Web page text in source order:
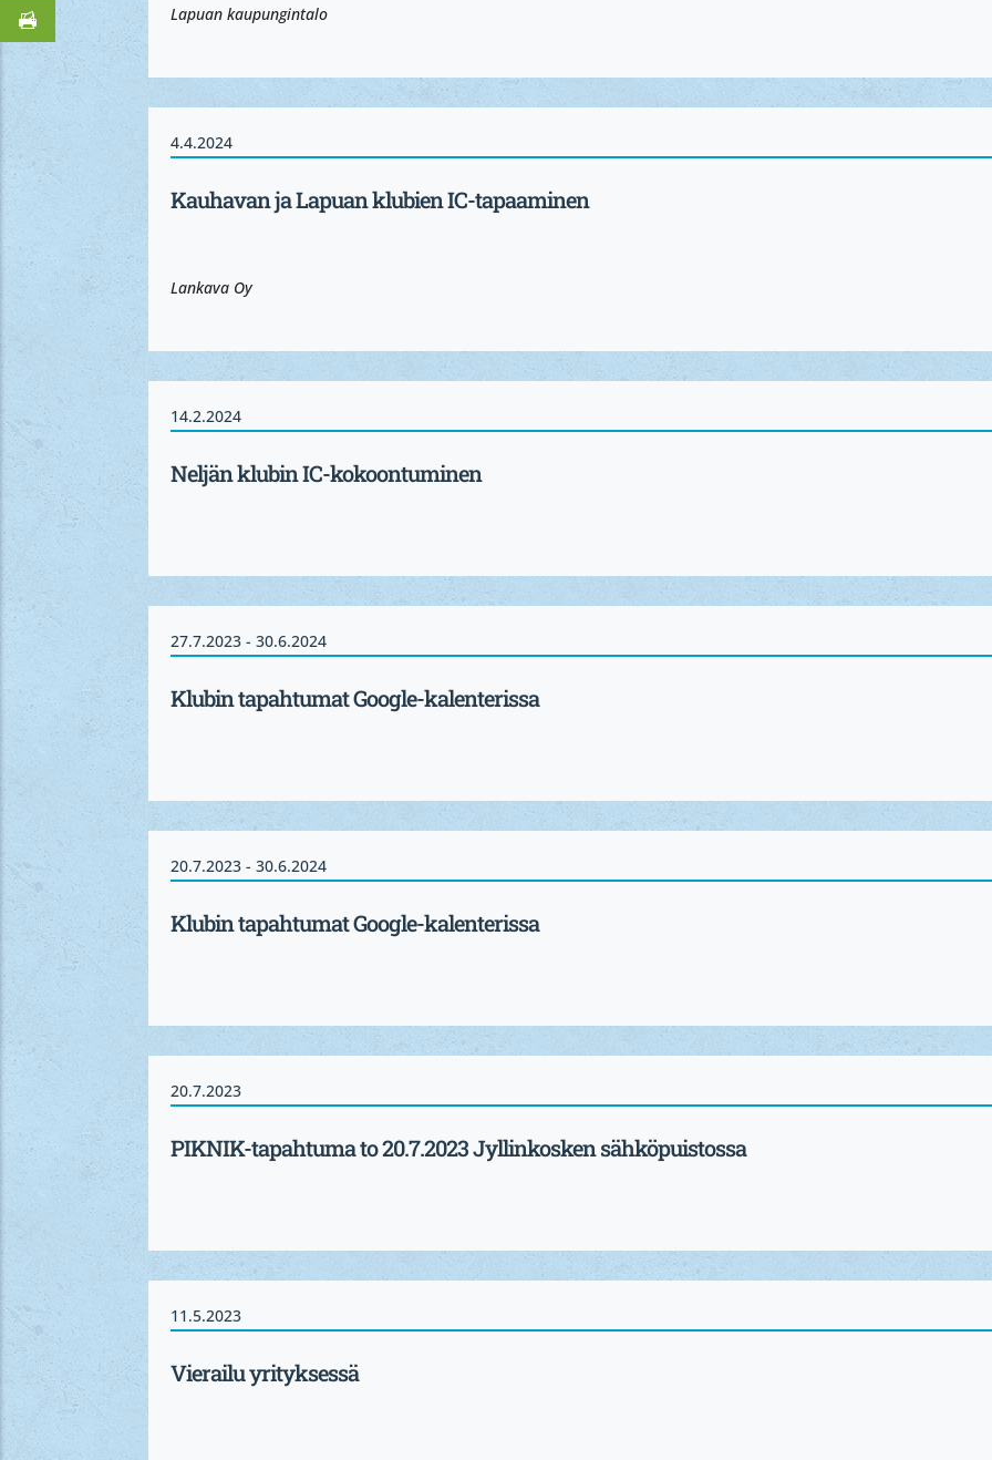
Lapuan kaupungintalo
4.4.2024
Kauhavan ja Lapuan klubien IC-tapaaminen
Lankava Oy
14.2.2024
Neljän klubin IC-kokoontuminen
27.7.2023 - 30.6.2024
Klubin tapahtumat Google-kalenterissa
20.7.2023 - 30.6.2024
Klubin tapahtumat Google-kalenterissa
20.7.2023
PIKNIK-tapahtuma to 20.7.2023 Jyllinkosken sähköpuistossa
11.5.2023
Vierailu yrityksessä